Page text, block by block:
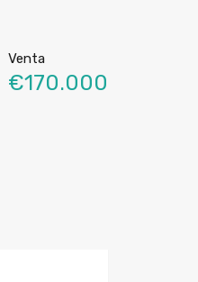
Venta
€170.000